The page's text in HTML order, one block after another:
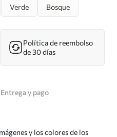
Verde Bosque
Política de reembolso
de 30 días
Entrega y pago
y los colores de los